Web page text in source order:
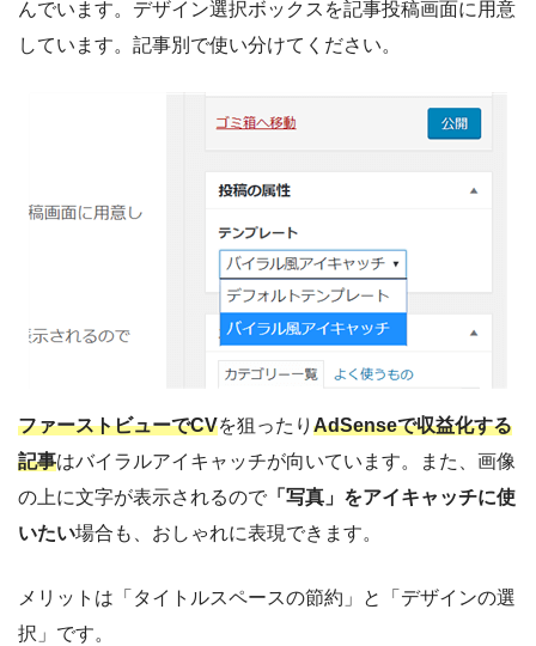
んでいます。デザイン選択ボックスを記事投稿画面に用意
しています。記事別で使い分けてください。
ファーストビューでCVを狙ったり AdSenseで収益化する
記事はバイラルアイキャッチが向いています。また、画像
の上に文字が表示されるので 「写真」をアイキャッチに使
いたい場合も、おしゃれに表現できます。
メリットは「タイトルスペースの節約」と「デザインの選
択」です。